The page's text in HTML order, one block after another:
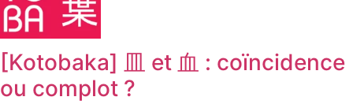
[Kotobaka] 皿 et 血 : coïncidence
ou complot ?